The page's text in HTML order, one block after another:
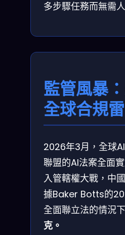
多步驟任務而無需
監管風暴
全球合規
2026年3月，全球
聯盟的AI法案全面
入管轄權大戰，中
據Baker Botts的
全面聯立法的情況
克。